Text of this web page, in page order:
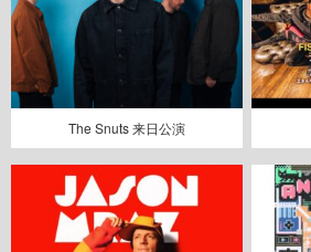
The Snuts 来日公演